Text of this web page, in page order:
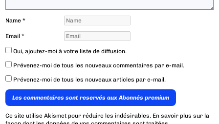
Name*
Email*
Oui, ajoutez-moi à votre liste de diffusion.
Prévenez-moi de tous les nouveaux commentaires par e-mail.
Prévenez-moi de tous les nouveaux articles par e-mail.
Les commentaires sont reservés aux Abonnés premium
Ce site utilise Akismet pour réduire les indésirables. En savoir plus sur la